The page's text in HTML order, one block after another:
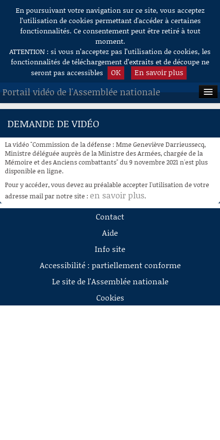
Aller au contenu
En poursuivant votre navigation sur ce site, vous acceptez
l’utilisation de cookies permettant d'accéder à certaines
fonctionnalités. Ce consentement peut être retiré à tout
moment.
ATTENTION : si vous n’acceptez pas l’utilisation de cookies, les
fonctionnalités de téléchargement d’extraits et de découpe ne
seront pas accessibles
OK En savoir plus
Portail vidéo de l'Assemblée nationale
ACCUEIL
À LA DEMANDE
RECHERCHE
AIDE À LA DÉCOUPE
DE VIDÉOS
DEMANDE DE VIDÉO
La vidéo "Commission de la défense : Mme Geneviève Darrieussecq,
Ministre déléguée auprès de la Ministre des Armées, chargée de la
Mémoire et des Anciens combattants" du 9 novembre 2021 n'est plus
disponible en ligne.
Pour y accéder, vous devez au préalable accepter l'utilisation de votre
adresse mail par notre site : en savoir plus.
Contact
Aide
Info site
Accessibilité : partiellement conforme
Le site de l'Assemblée nationale
Cookies